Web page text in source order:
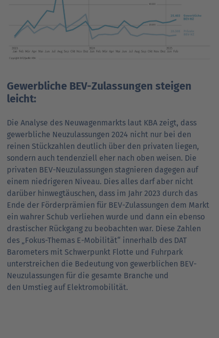
Gewerbliche BEV-Zulassungen steigen
leicht:
Die Analyse des Neuwagenmarkts laut KBA zeigt, dass
gewerbliche Neuzulassungen 2024 nicht nur bei den
reinen Stückzahlen deutlich über den privaten liegen,
sondern auch tendenziell eher nach oben weisen. Die
privaten BEV-Neuzulassungen stagnieren dagegen auf
einem niedrigeren Niveau. Dies alles darf aber nicht
darüber hinwegtäuschen, dass im Jahr 2023 durch das
Ende der Förderprämien für BEV-Zulassungen dem Markt
ein wahrer Schub verliehen wurde und dann ein ebenso
drastischer Rückgang zu beobachten war. Diese Zahlen
des „Fokus-Themas E-Mobilität“ innerhalb des DAT
Barometers mit Schwerpunkt Flotte und Fuhrpark
unterstreichen die Bedeutung von gewerblichen BEV-
Neuzulassungen für die gesamte Branche und
den Umstieg auf Elektromobilität.